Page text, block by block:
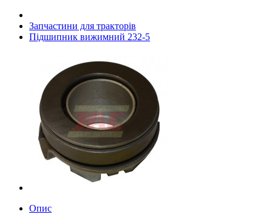
Запчастини для тракторів
Підшипник вижимний 232-5
Опис